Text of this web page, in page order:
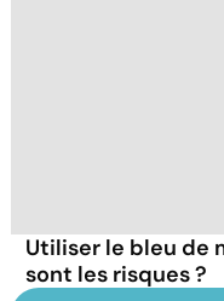
Utiliser le bleu de
sont les risques ?